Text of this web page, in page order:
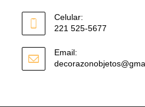
Celular:
221 525-5677
Email: